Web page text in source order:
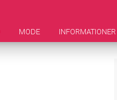
MODE INFORMATIONER